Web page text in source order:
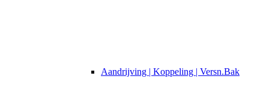
Aandrijving | Koppeling | Versn.Bak